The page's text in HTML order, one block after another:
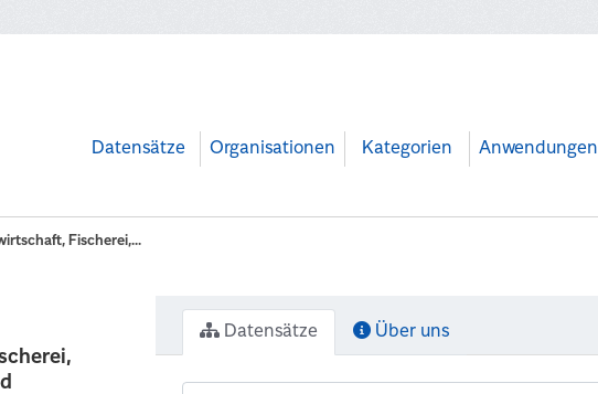
Datensätze Organisationen Kategorien Anwendungen
Fischerei,...
Datensätze Über uns